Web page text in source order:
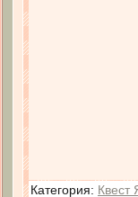
Категория: Квест